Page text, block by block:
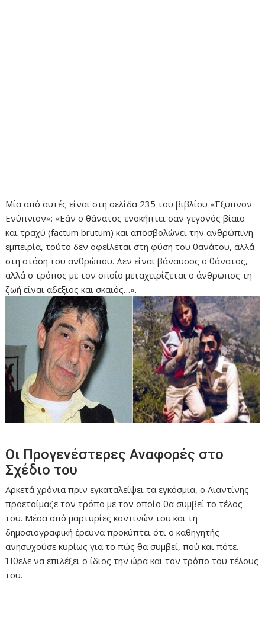
Μία από αυτές είναι στη σελίδα 235 του βιβλίου «Έξυπνον
Ενύπνιον»: «Εάν ο θάνατος ενσκήπτει σαν γεγονός βίαιο
και τραχύ (factum brutum) και αποσβολώνει την ανθρώπινη
εμπειρία, τούτο δεν οφείλεται στη φύση του θανάτου, αλλά
στη στάση του ανθρώπου. Δεν είναι βάναυσος ο θάνατος,
αλλά ο τρόπος με τον οποίο μεταχειρίζεται ο άνθρωπος τη
ζωή είναι αδέξιος και σκαιός…».
Οι Προγενέστερες Αναφορές στο
Σχέδιο του
Αρκετά χρόνια πριν εγκαταλείψει τα εγκόσμια, ο Λιαντίνης
προετοίμαζε τον τρόπο με τον οποίο θα συμβεί το τέλος
του. Μέσα από μαρτυρίες κοντινών του και τη
δημοσιογραφική έρευνα προκύπτει ότι ο καθηγητής
ανησυχούσε κυρίως για το πώς θα συμβεί, πού και πότε.
Ήθελε να επιλέξει ο ίδιος την ώρα και τον τρόπο του τέλους
του.